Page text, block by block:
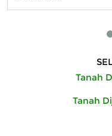
Tanah
Tanah